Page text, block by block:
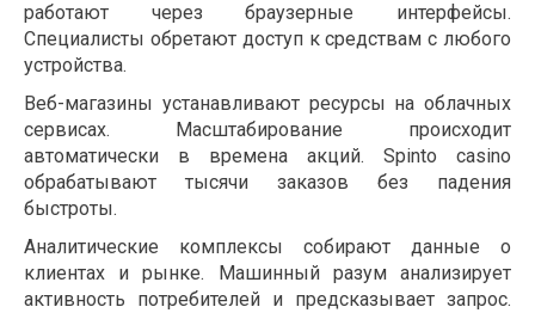
работают через браузерные интерфейсы.
Специалисты обретают доступ к средствам с любого
устройства.
Веб-магазины устанавливают ресурсы на облачных
сервисах. Масштабирование происходит
автоматически в времена акций. Spinto casino
обрабатывают тысячи заказов без падения
быстроты.
Аналитические комплексы собирают данные о
клиентах и рынке. Машинный разум анализирует
активность потребителей и предсказывает запрос.